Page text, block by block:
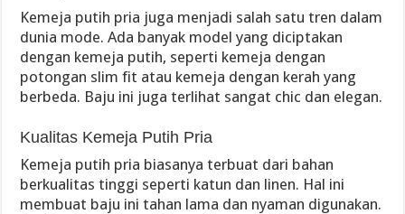
Kemeja putih pria juga menjadi salah satu tren dalam
dunia mode. Ada banyak model yang diciptakan
dengan kemeja putih, seperti kemeja dengan
potongan slim fit atau kemeja dengan kerah yang
berbeda. Baju ini juga terlihat sangat chic dan elegan.
Kualitas Kemeja Putih Pria
Kemeja putih pria biasanya terbuat dari bahan
berkualitas tinggi seperti katun dan linen. Hal ini
membuat baju ini tahan lama dan nyaman digunakan.